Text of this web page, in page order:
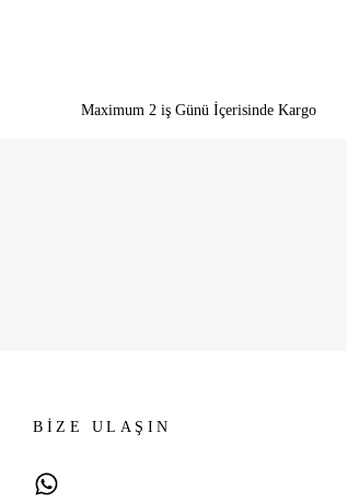
Maximum 2 iş Günü İçerisinde Kargo
BİZE ULAŞIN